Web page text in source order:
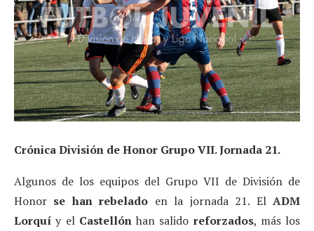
Crónica División de Honor Grupo VII. Jornada 21.
Algunos de los equipos del Grupo VII de División de
Honor se han rebelado en la jornada 21. ElADM
Lorquí y el Castellónhan salido reforzados, más los